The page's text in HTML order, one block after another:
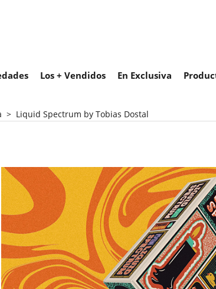
Los + Vendidos En Exclusiva
> Liquid Spectrum by Tobias Dostal